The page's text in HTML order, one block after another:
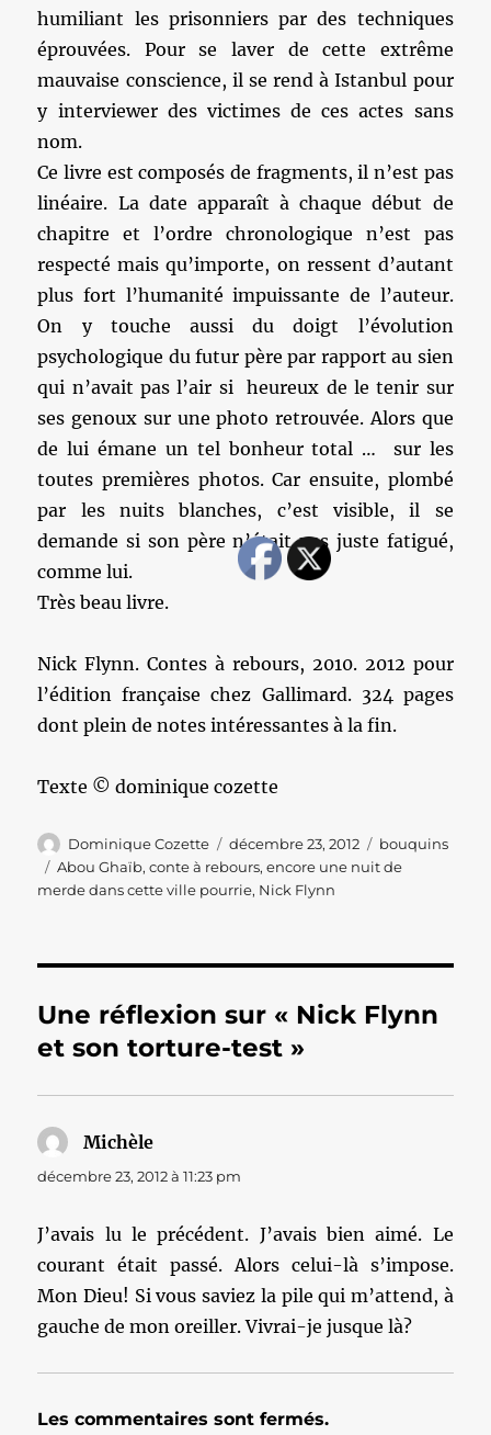
humiliant les prisonniers par des techniques
éprouvées. Pour se laver de cette extrême
mauvaise conscience, il se rend à Istanbul pour
y interviewer des victimes de ces actes sans
nom.
Ce livre est composés de fragments, il n’est pas
linéaire. La date apparaît à chaque début de
chapitre et l’ordre chronologique n’est pas
respecté mais qu’importe, on ressent d’autant
plus fort l’humanité impuissante de l’auteur.
On y touche aussi du doigt l’évolution
psychologique du futur père par rapport au sien
qui n’avait pas l’air si heureux de le tenir sur
ses genoux sur une photo retrouvée. Alors que
de lui émane un tel bonheur total … sur les
toutes premières photos. Car ensuite, plombé
par les nuits blanches, c’est visible, il se
demande si son père n’était pas juste fatigué,
comme lui.
Très beau livre.
Nick Flynn. Contes à rebours, 2010. 2012 pour
l’édition française chez Gallimard. 324 pages
dont plein de notes intéressantes à la fin.
Texte © dominique cozette
Auteur
Dominique Cozette
Publié
le
décembre 23, 2012 Catégories
bouquins
Étiquettes
Abou Ghaïb,conte à rebours,encore une nuit de
merde dans cette ville pourrie, Nick Flynn
Une réflexion sur « Nick Flynn
et son torture-test »
Michèle
décembre 23, 2012 à 11:23 pm
J’avais lu le précédent. J’avais bien aimé. Le
courant était passé. Alors celui-là s’impose.
Mon Dieu! Si vous saviez la pile qui m’attend, à
gauche de mon oreiller. Vivrai-je jusque là?
Les commentaires sont fermés.